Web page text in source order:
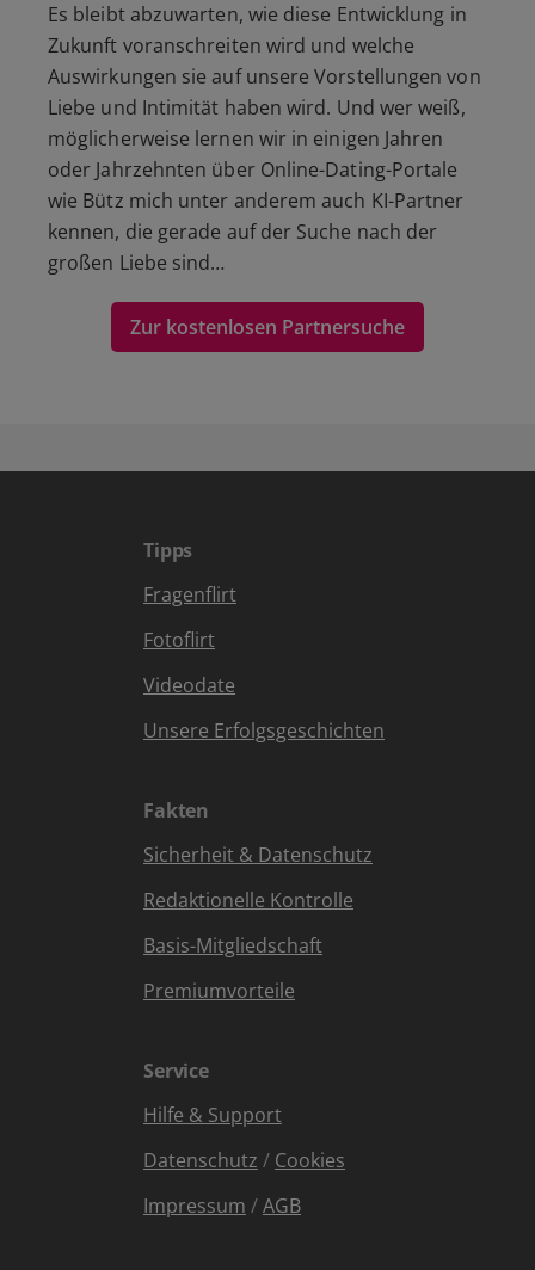
Es bleibt abzuwarten, wie diese Entwicklung in
Zukunft voranschreiten wird und welche
Auswirkungen sie auf unsere Vorstellungen von
Liebe und Intimität haben wird. Und wer weiß,
möglicherweise lernen wir in einigen Jahren
oder Jahrzehnten über Online-Dating-Portale
wie Bütz mich unter anderem auch KI-Partner
kennen, die gerade auf der Suche nach der
großen Liebe sind…
Zur kostenlosen Partnersuche
Tipps
Fragenflirt
Fotoflirt
Videodate
Unsere Erfolgsgeschichten
Fakten
Sicherheit & Datenschutz
Redaktionelle Kontrolle
Basis-Mitgliedschaft
Premiumvorteile
Service
Hilfe & Support
Datenschutz / Cookies
Impressum /AGB